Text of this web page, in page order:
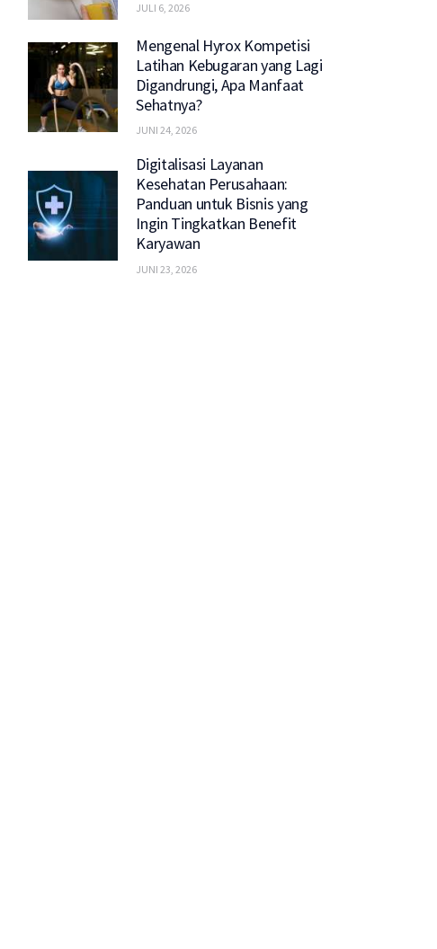
JULI 6, 2026
Mengenal Hyrox Kompetisi
Latihan Kebugaran yang Lagi
Digandrungi, Apa Manfaat
Sehatnya?
JUNI 24, 2026
Digitalisasi Layanan
Kesehatan Perusahaan:
Panduan untuk Bisnis yang
Ingin Tingkatkan Benefit
Karyawan
JUNI 23, 2026